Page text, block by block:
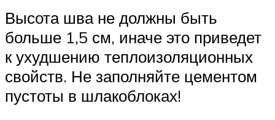
Высота шва не должны быть
больше 1,5 см, иначе это приведет
к ухудшению теплоизоляционных
свойств. Не заполняйте цементом
пустоты в шлакоблоках!